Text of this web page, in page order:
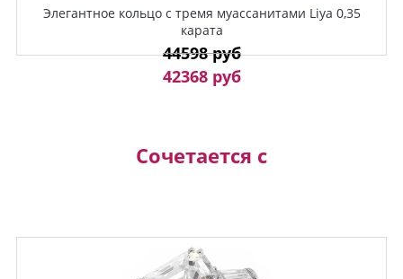
Элегантное кольцо с тремя муассанитами Liya 0,35
карата
44598 руб
42368 руб
Сочетается с